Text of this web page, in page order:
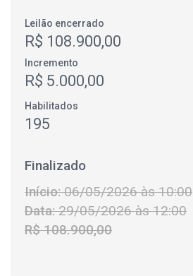
Leilão encerrado
R$ 108.900,00
Incremento
R$ 5.000,00
Habilitados
195
Finalizado
Início:06/05/2026 às 10:00
Data:29/05/2026 às 12:00
R$ 108.900,00